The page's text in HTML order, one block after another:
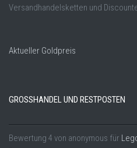
Versandhandelsketten und
Aktueller Goldpreis
GROSSHANDEL UND RESTPOSTEN
Bewertung 4 von anonymous für